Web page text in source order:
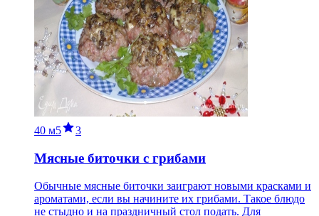
40 м5 3
Мясные биточки с грибами
Обычные мясные биточки заиграют новыми красками и
ароматами, если вы начините их грибами. Такое блюдо
не стыдно и на праздничный стол подать. Для